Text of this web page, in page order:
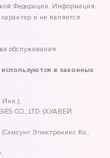
Федерации. Информация,
и не является
обслуживания.
в законных
Инк.);
CO., LTD. (ХУАВЕЙ
(Самсунг Электроникс Ко.,